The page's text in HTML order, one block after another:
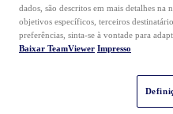
dados, são descritos em mais detalhes na
objetivos específicos, terceiros
preferências, sinta-se à vontade para
Baixar TeamViewer Impresso